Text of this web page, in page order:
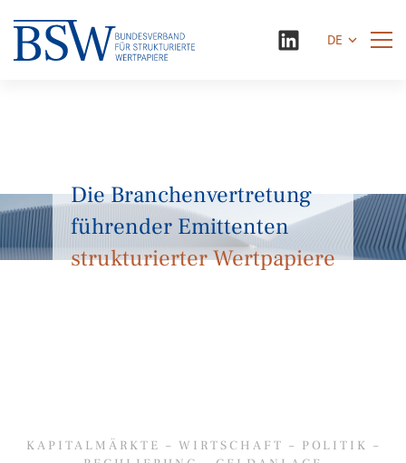
DE
Die Branchenvertretung
führender Emittenten
strukturierter Wertpapiere
KAPITALMÄRKTE – WIRTSCHAFT – POLITIK –